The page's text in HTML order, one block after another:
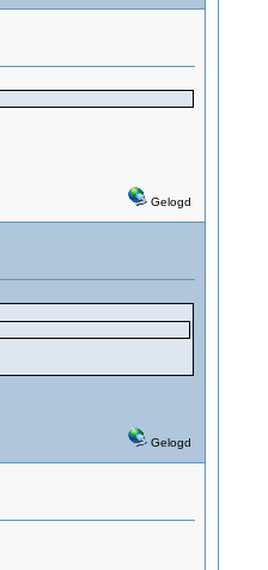
Gelogd
Gelogd